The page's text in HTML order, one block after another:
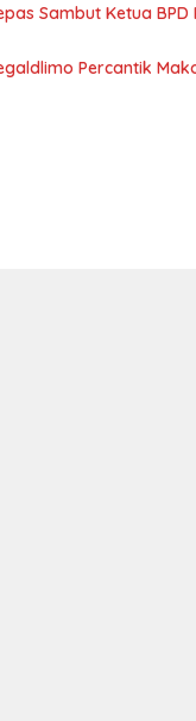
Sambut Ketua
Percantik